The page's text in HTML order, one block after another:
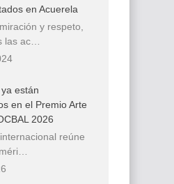
en Acuerela
y respeto,
las ac…
están
en el Premio Arte
2026
reúne